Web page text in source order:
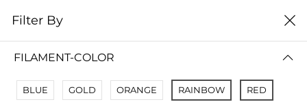
0
No Results
Filter By
FILAMENT-COLOR
BLUE GOLD ORANGE RAINBOW RED